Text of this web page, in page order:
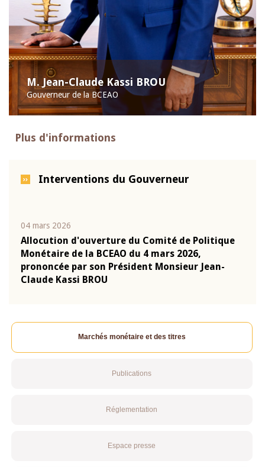
M. Jean-Claude Kassi BROU
Gouverneur de la BCEAO
Plus d'informations
Interventions du Gouverneur
04 mars 2026
Allocution d'ouverture du Comité de Politique
Monétaire de la BCEAO du 4 mars 2026,
prononcée par son Président Monsieur Jean-
Claude Kassi BROU
Marchés monétaire et des titres
Publications
Réglementation
Espace presse